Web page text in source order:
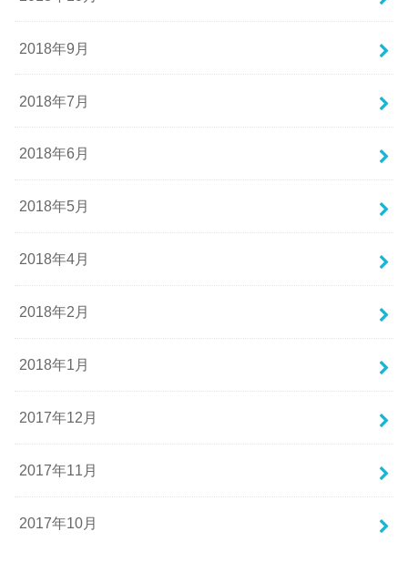
2018年9月
2018年7月
2018年6月
2018年5月
2018年4月
2018年2月
2018年1月
2017年12月
2017年11月
2017年10月